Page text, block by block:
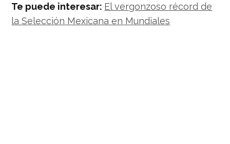
Te puede interesar: El vergonzoso récord de
la Selección Mexicana en Mundiales